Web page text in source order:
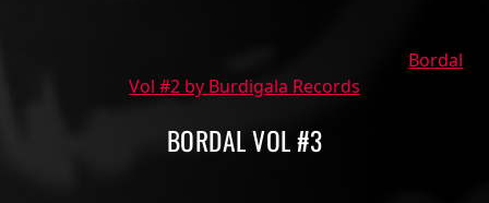
Bordal
Vol #2 by Burdigala Records
BORDAL VOL #3